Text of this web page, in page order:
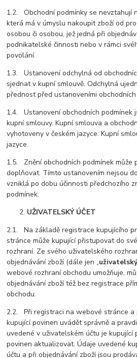
1.2. Obchodní podmínky se nevztahují
která má v úmyslu nakoupit zboží od
osobou či osobou, jež jedná při
podnikatelské činnosti nebo v rámci
povolání.
1.3. Ustanovení odchylná od
sjednat v kupní smlouvě. Odchylná
přednost před ustanoveními obchodních
1.4. Ustanovení obchodních podmínek
kupní smlouvy. Kupní smlouva a
vyhotoveny v českém jazyce. Kupní
jazyce.
1.5. Znění obchodních podmínek může
doplňovat. Tímto ustanovením nejsou
vzniklá po dobu účinnosti předchozího
podmínek.
UŽIVATELSKÝ ÚČET
2.1. Na základě registrace kupujícího
stránce může kupující přistupovat do
rozhraní. Ze svého uživatelského
objednávání zboží (dále jen „
webové rozhraní obchodu umožňuje,
objednávání zboží též bez registrace
obchodu.
2.2. Při registraci na webové stránce a
kupující povinen uvádět správně a
uvedené v uživatelském účtu je kupující
povinen aktualizovat. Údaje uvedené
účtu a při objednávání zboží jsou